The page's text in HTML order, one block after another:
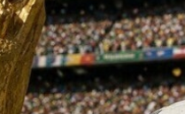
عليه في واشنطن
الرسمية المقررة في لبنان ليوم